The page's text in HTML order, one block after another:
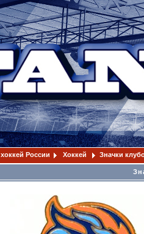
хоккей России Хоккей Значки